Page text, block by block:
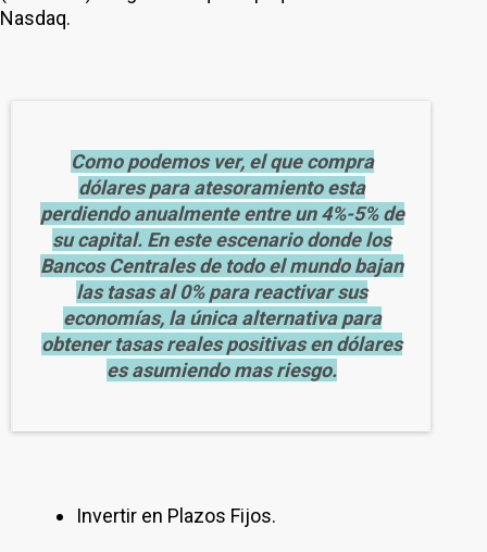
Nasdaq.
Como podemos ver, el que compra
dólares para atesoramiento esta
perdiendo anualmente entre un 4%-5% de
su capital. En este escenario donde los
Bancos Centrales de todo el mundo bajan
las tasas al 0% para reactivar sus
economías, la única alternativa para
obtener tasas reales positivas en dólares
es asumiendo mas riesgo.
Invertir en Plazos Fijos.